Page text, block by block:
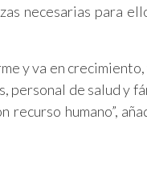
necesarias para
y va en
de salud y
recurso humano”,